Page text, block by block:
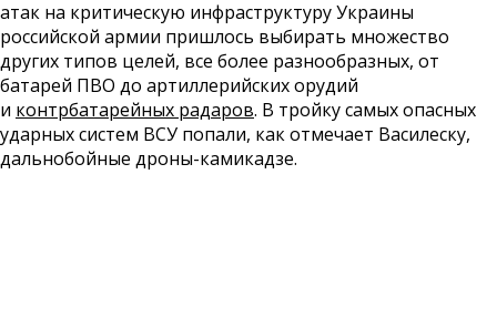
атак на критическую инфраструктуру Украины
российской армии пришлось выбирать множество
других типов целей, все более разнообразных, от
батарей ПВО до артиллерийских орудий
и контрбатарейных радаров. В тройку самых опасных
ударных систем ВСУ попали, как отмечает Василеску,
дальнобойные дроны-камикадзе.